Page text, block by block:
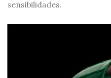
sensibilidades.